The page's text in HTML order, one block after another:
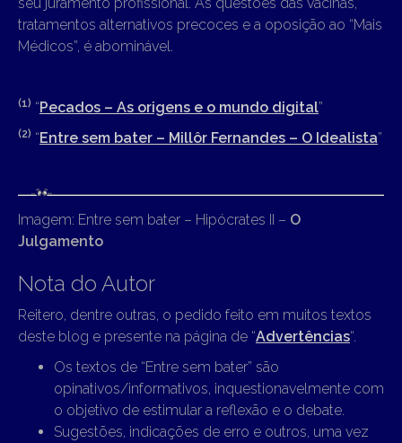
tratamentos alternativos precoces e a oposição ao “Mais
Médicos”, é abominável.
(1) “Pecados – As origens e o mundo digital”
(2) “Entre sem bater – Millôr Fernandes – O Idealista”
Imagem: Entre sem bater – Hipócrates II – O
Julgamento
Nota do Autor
Reitero, dentre outras, o pedido feito em muitos textos
deste blog e presente na página de “Advertências“.
Os textos de “Entre sem bater” são
opinativos/informativos, inquestionavelmente com
o objetivo de estimular a reflexão e o debate.
Sugestões, indicações de erro e outros, uma vez